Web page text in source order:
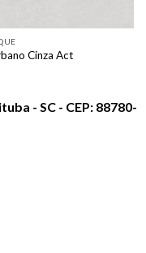
Cinza Act
- SC - CEP: 88780-